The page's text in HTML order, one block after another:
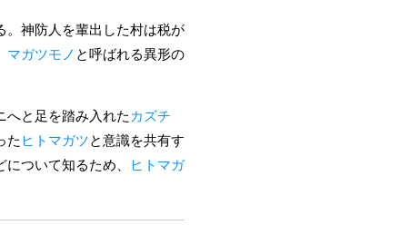
。神防人を輩出した村は税が
マガツモノ と呼ばれる異形の
へと足を踏み入れた カズチ
た ヒトマガツと意識を共有す
ついて知るため、
ヒトマガ